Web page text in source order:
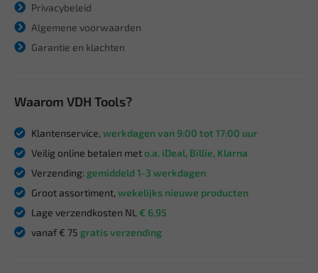
Privacybeleid
Algemene voorwaarden
Garantie en klachten
Waarom VDH Tools?
Klantenservice, werkdagen van 9:00 tot 17:00 uur
Veilig online betalen meto.a. iDeal, Billie, Klarna
Verzending: gemiddeld 1-3 werkdagen
Groot assortiment, wekelijks nieuwe producten
Lage verzendkosten NL € 6,95
vanaf € 75 gratis verzending